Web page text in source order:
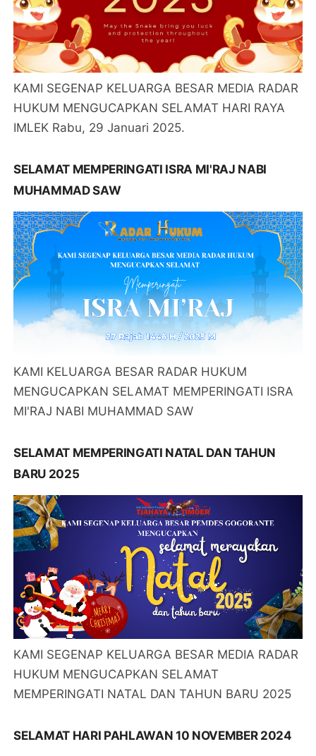
KAMI SEGENAP KELUARGA BESAR MEDIA RADAR
HUKUM MENGUCAPKAN SELAMAT HARI RAYA
IMLEK Rabu, 29 Januari 2025.
SELAMAT MEMPERINGATI ISRA MI'RAJ NABI
MUHAMMAD SAW
KAMI KELUARGA BESAR RADAR HUKUM
MENGUCAPKAN SELAMAT MEMPERINGATI ISRA
MI'RAJ NABI MUHAMMAD SAW
SELAMAT MEMPERINGATI NATAL DAN TAHUN
BARU 2025
KAMI SEGENAP KELUARGA BESAR MEDIA RADAR
HUKUM MENGUCAPKAN SELAMAT
MEMPERINGATI NATAL DAN TAHUN BARU 2025
SELAMAT HARI PAHLAWAN 10 NOVEMBER 2024